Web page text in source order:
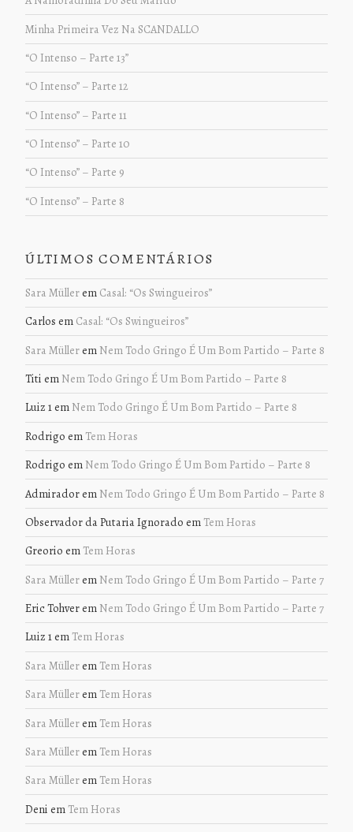
Minha Primeira Vez Na SCANDALLO
“O Intenso – Parte 13”
“O Intenso” – Parte 12
“O Intenso” – Parte 11
“O Intenso” – Parte 10
“O Intenso” – Parte 9
“O Intenso” – Parte 8
ÚLTIMOS COMENTÁRIOS
Sara Müllerem Casal: “Os Swingueiros”
Carlos em Casal: “Os Swingueiros”
Sara Müllerem Nem Todo Gringo É Um Bom Partido – Parte 8
Titi em Nem Todo Gringo É Um Bom Partido – Parte 8
Luiz 1em Nem Todo Gringo É Um Bom Partido – Parte 8
Rodrigo em Tem Horas
Rodrigo em Nem Todo Gringo É Um Bom Partido – Parte 8
Admiradorem Nem Todo Gringo É Um Bom Partido – Parte 8
Observador da Putaria Ignorado em Tem Horas
Greorio em Tem Horas
Sara Müllerem Nem Todo Gringo É Um Bom Partido – Parte 7
Eric Tohverem Nem Todo Gringo É Um Bom Partido – Parte 7
Luiz 1em Tem Horas
Sara Müllerem Tem Horas
Sara Müllerem Tem Horas
Sara Müllerem Tem Horas
Sara Müllerem Tem Horas
Sara Müllerem Tem Horas
Deni em Tem Horas